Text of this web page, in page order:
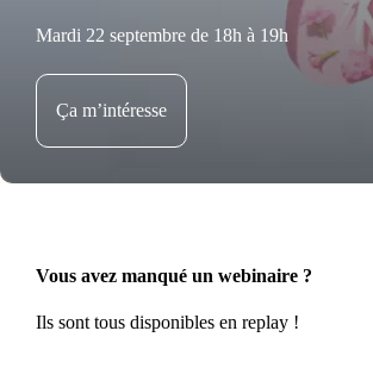
Mardi 22 septembre de 18h à 19h
Ça m’intéresse
Vous avez manqué un webinaire ?
Ils sont tous disponibles en replay !